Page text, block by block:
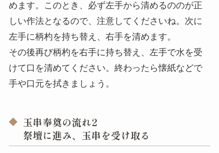
めます。このとき、必ず左手から清めるののが正
しい作法となるので、注意してくださいね。次に
左手に柄杓を持ち替え、右手を清めます。
その後再び柄杓を右手に持ち替え、左手で水を受
けて口を清めてください。終わったら懐紙などで
手や口元を拭きましょう。
玉串奉奠の流れ2
祭壇に進み、玉串を受け取る